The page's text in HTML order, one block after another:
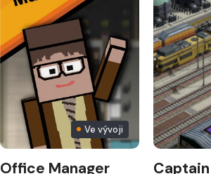
Ve vývoji
Office Manager